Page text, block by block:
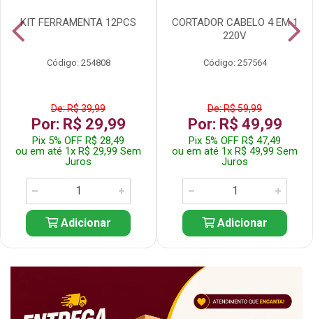
KIT FERRAMENTA 12PCS
Código: 254808
De: R$ 39,99
Por: R$ 29,99
Pix 5% OFF R$ 28,49
ou em até 1x R$ 29,99 Sem
Juros
Adicionar
CORTADOR CABELO 4 EM 1
220V
Código: 257564
De: R$ 59,99
Por: R$ 49,99
Pix 5% OFF R$ 47,49
ou em até 1x R$ 49,99 Sem
Juros
Adicionar